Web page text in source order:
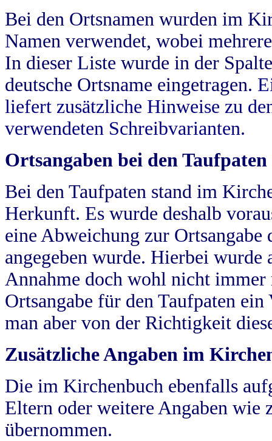
Bei den Ortsnamen wurden im
Namen verwendet, wobei
In dieser Liste wurde in der
deutsche Ortsname eingetragen.
liefert zusätzliche Hinweise zu
verwendeten Schreibvarianten.
Ortsangaben bei den Taufpaten
Bei den Taufpaten stand im
Herkunft. Es wurde deshalb
eine Abweichung zur
angegeben wurde. Hierbei wurde
Annahme doch wohl nicht
Ortsangabe für den Taufpaten
man aber von der Richtigkeit
Zusätzliche Angaben im
Die im Kirchenbuch ebenfalls
Eltern oder weitere Angaben wie
übernommen.